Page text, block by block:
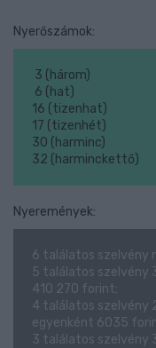
Nyerőszámok:
3 (három)
6 (hat)
16 (tizenhat)
17 (tizenhét)
30 (harminc)
32 (harminckettő)
Nyeremények:
6 találatos szelvény
5 találatos szelvény
410 270 forint;
4 találatos szelvény
egyenként 6035
3 találatos szelvény